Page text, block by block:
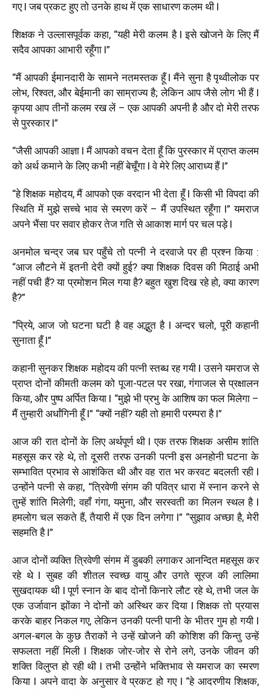
गए l जब प्रकट हुए तो उनके हाथ में एक साधारण कलम थी l
शिक्षक ने उल्लासपूर्वक कहा, “यही मेरी कलम है l इसे खोजने के लिए मैं
सदैव आपका आभारी रहूँगा l”
“मैं आपकी ईमानदारी के सामने नतमस्तक हूँ l मैंने सुना है पृथ्वीलोक पर
लोभ, रिश्वत, और बेईमानी का साम्राज्य है; लेकिन आप जैसे लोग भी हैं l
कृपया आप तीनों कलम रख लें – एक आपकी अपनी है और दो मेरी तरफ
से पुरस्कार l”
“जैसी आपकी आज्ञा l मैं आपको वचन देता हूँ कि पुरस्कार में प्राप्त कलम
को अर्थ कमाने के लिए कभी नहीं बेचूँगा l वे मेरे लिए आराध्य हैं l”
“हे शिक्षक महोदय, मैं आपको एक वरदान भी देता हूँ l किसी भी विपदा की
स्थिति में मुझे सच्चे भाव से स्मरण करें – मैं उपस्थित रहूँगा l” यमराज
अपने भैंसा पर सवार होकर तेज गति से आकाश मार्ग पर चल पड़े l
अनमोल चन्द्र जब घर पहुँचे तो पत्नी ने दरवाजे पर ही प्रश्न किया :
“आज लौटने में इतनी देरी क्यों हुई? क्या शिक्षक दिवस की मिठाई अभी
नहीं पची हैं? या प्रमोशन मिल गया है? बहुत खुश दिख रहे हो, क्या कारण
है?”
“प्रिये, आज जो घटना घटी है वह अद्भुत है l अन्दर चलो, पूरी कहानी
सुनाता हूँ l”
कहानी सुनकर शिक्षक महोदय की पत्नी स्तब्ध रह गयी l उसने यमराज से
प्राप्त दोनों कीमती कलम को पूजा-पटल पर रखा, गंगाजल से प्रक्षालन
किया, और पुष्प अर्पित किया l “मुझे भी प्रभु के आशिष का फल मिलेगा –
मैं तुम्हारी अर्धांगिनी हूँ l” “क्यों नहीं? यही तो हमारी परम्परा है l”
आज की रात दोनों के लिए अर्थपूर्ण थी l एक तरफ शिक्षक असीम शांति
महसूस कर रहे थे, तो दूसरी तरफ उनकी पत्नी इस अनहोनी घटना के
सम्भावित प्रभाव से आशंकित थी और वह रात भर करवट बदलती रही l
उन्होंने पत्नी से कहा, “त्रिवेणी संगम की पवित्र धारा में स्नान करने से
तुम्हें शांति मिलेगी; वहाँ गंगा, यमुना, और सरस्वती का मिलन स्थल है l
हमलोग चल सकते हैं, तैयारी में एक दिन लगेगा l” “सुझाव अच्छा है, मेरी
सहमति है l”
आज दोनों व्यक्ति त्रिवेणी संगम में डुबकी लगाकर आनन्दित महसूस कर
रहे थे l सुबह की शीतल स्वच्छ वायु और उगते सूरज की लालिमा
सुखदायक थी l पूर्ण स्नान के बाद दोनों किनारे लौट रहे थे, तभी जल के
एक उर्जावान झोंका ने दोनों को अस्थिर कर दिया l शिक्षक तो प्रयास
करके बाहर निकल गए, लेकिन उनकी पत्नी पानी के भीतर गुम हो गयी l
अगल-बगल के कुछ तैराकों ने उन्हें खोजने की कोशिश की किन्तु उन्हें
सफलता नहीं मिली l शिक्षक जोर-जोर से रोने लगे, उनके जीवन की
शक्ति विलुप्त हो रही थी l तभी उन्होंने भक्तिभाव से यमराज का स्मरण
किया l अपने वादा के अनुसार वे प्रकट हो गए l “हे आदरणीय शिक्षक,